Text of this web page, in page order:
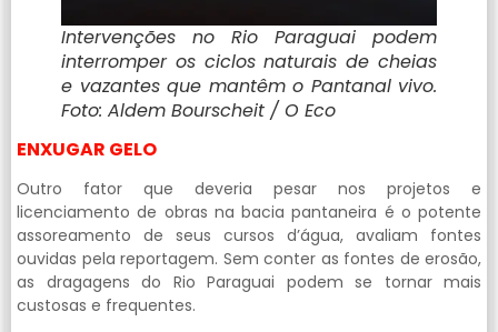
Intervenções no Rio Paraguai podem
interromper os ciclos naturais de cheias
e vazantes que mantêm o Pantanal vivo.
Foto: Aldem Bourscheit / O Eco
ENXUGAR GELO
Outro fator que deveria pesar nos projetos e
licenciamento de obras na bacia pantaneira é o potente
assoreamento de seus cursos d’água, avaliam fontes
ouvidas pela reportagem. Sem conter as fontes de erosão,
as dragagens do Rio Paraguai podem se tornar mais
custosas e frequentes.